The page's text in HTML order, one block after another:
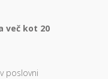
več kot 20
poslovni